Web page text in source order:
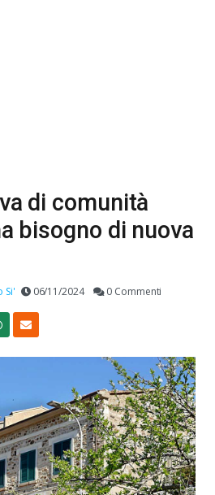
di comunità
bisogno di nuova
Si' 06/11/2024 0 Commenti